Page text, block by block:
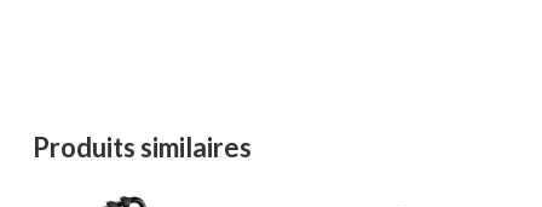
Produits similaires